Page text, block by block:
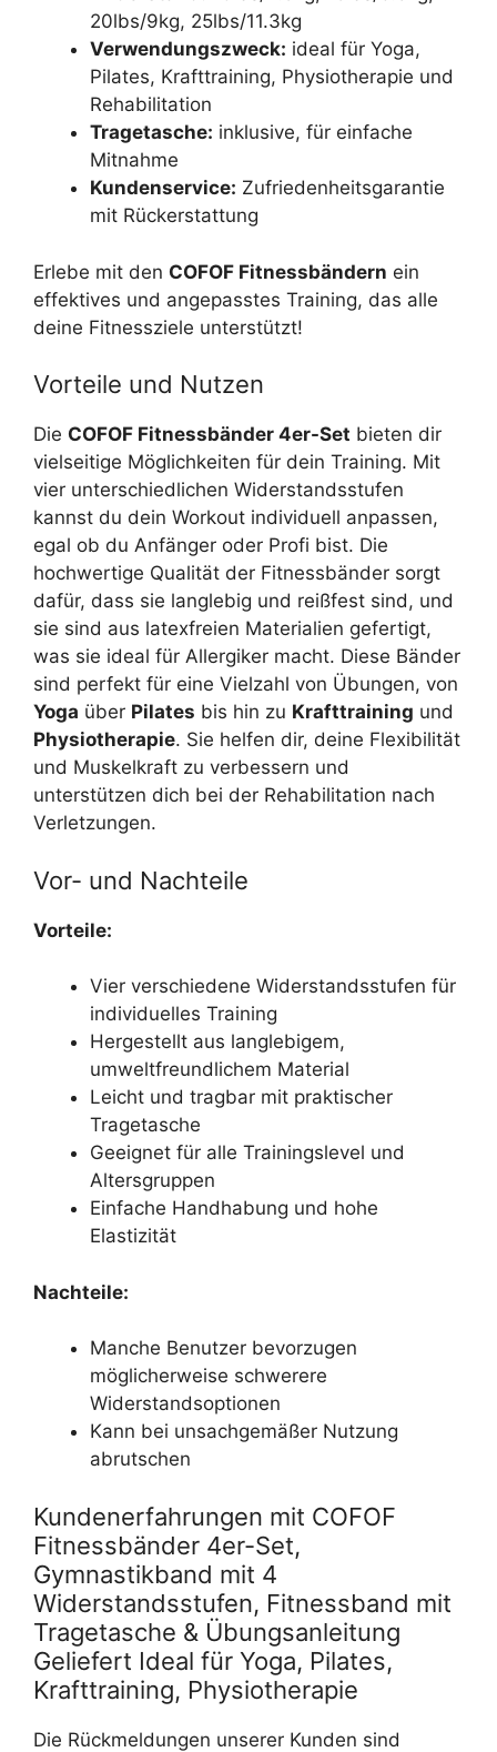
20lbs/9kg, 25lbs/11.3kg
Verwendungszweck: ideal für Yoga,
Pilates, Krafttraining, Physiotherapie und
Rehabilitation
Tragetasche: inklusive, für einfache
Mitnahme
Kundenservice: Zufriedenheitsgarantie
mit Rückerstattung
Erlebe mit den COFOF Fitnessbändern ein
effektives und angepasstes Training, das alle
deine Fitnessziele unterstützt!
Vorteile und Nutzen
Die COFOF Fitnessbänder 4er-Set bieten dir
vielseitige Möglichkeiten für dein Training. Mit
vier unterschiedlichen Widerstandsstufen
kannst du dein Workout individuell anpassen,
egal ob du Anfänger oder Profi bist. Die
hochwertige Qualität der Fitnessbänder sorgt
dafür, dass sie langlebig und reißfest sind, und
sie sind aus latexfreien Materialien gefertigt,
was sie ideal für Allergiker macht. Diese Bänder
sind perfekt für eine Vielzahl von Übungen, von
Yoga über Pilates bis hin zu Krafttraining und
Physiotherapie. Sie helfen dir, deine Flexibilität
und Muskelkraft zu verbessern und
unterstützen dich bei der Rehabilitation nach
Verletzungen.
Vor- und Nachteile
Vorteile:
Vier verschiedene Widerstandsstufen für
individuelles Training
Hergestellt aus langlebigem,
umweltfreundlichem Material
Leicht und tragbar mit praktischer
Tragetasche
Geeignet für alle Trainingslevel und
Altersgruppen
Einfache Handhabung und hohe
Elastizität
Nachteile:
Manche Benutzer bevorzugen
möglicherweise schwerere
Widerstandsoptionen
Kann bei unsachgemäßer Nutzung
abrutschen
Kundenerfahrungen mit COFOF
Fitnessbänder 4er-Set,
Gymnastikband mit 4
Widerstandsstufen, Fitnessband mit
Tragetasche & Übungsanleitung
Geliefert Ideal für Yoga, Pilates,
Krafttraining, Physiotherapie
Die Rückmeldungen unserer Kunden sind